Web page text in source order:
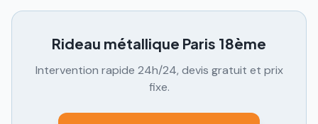
Rideau métallique Paris 18ème
Intervention rapide 24h/24, devis gratuit et prix
fixe.